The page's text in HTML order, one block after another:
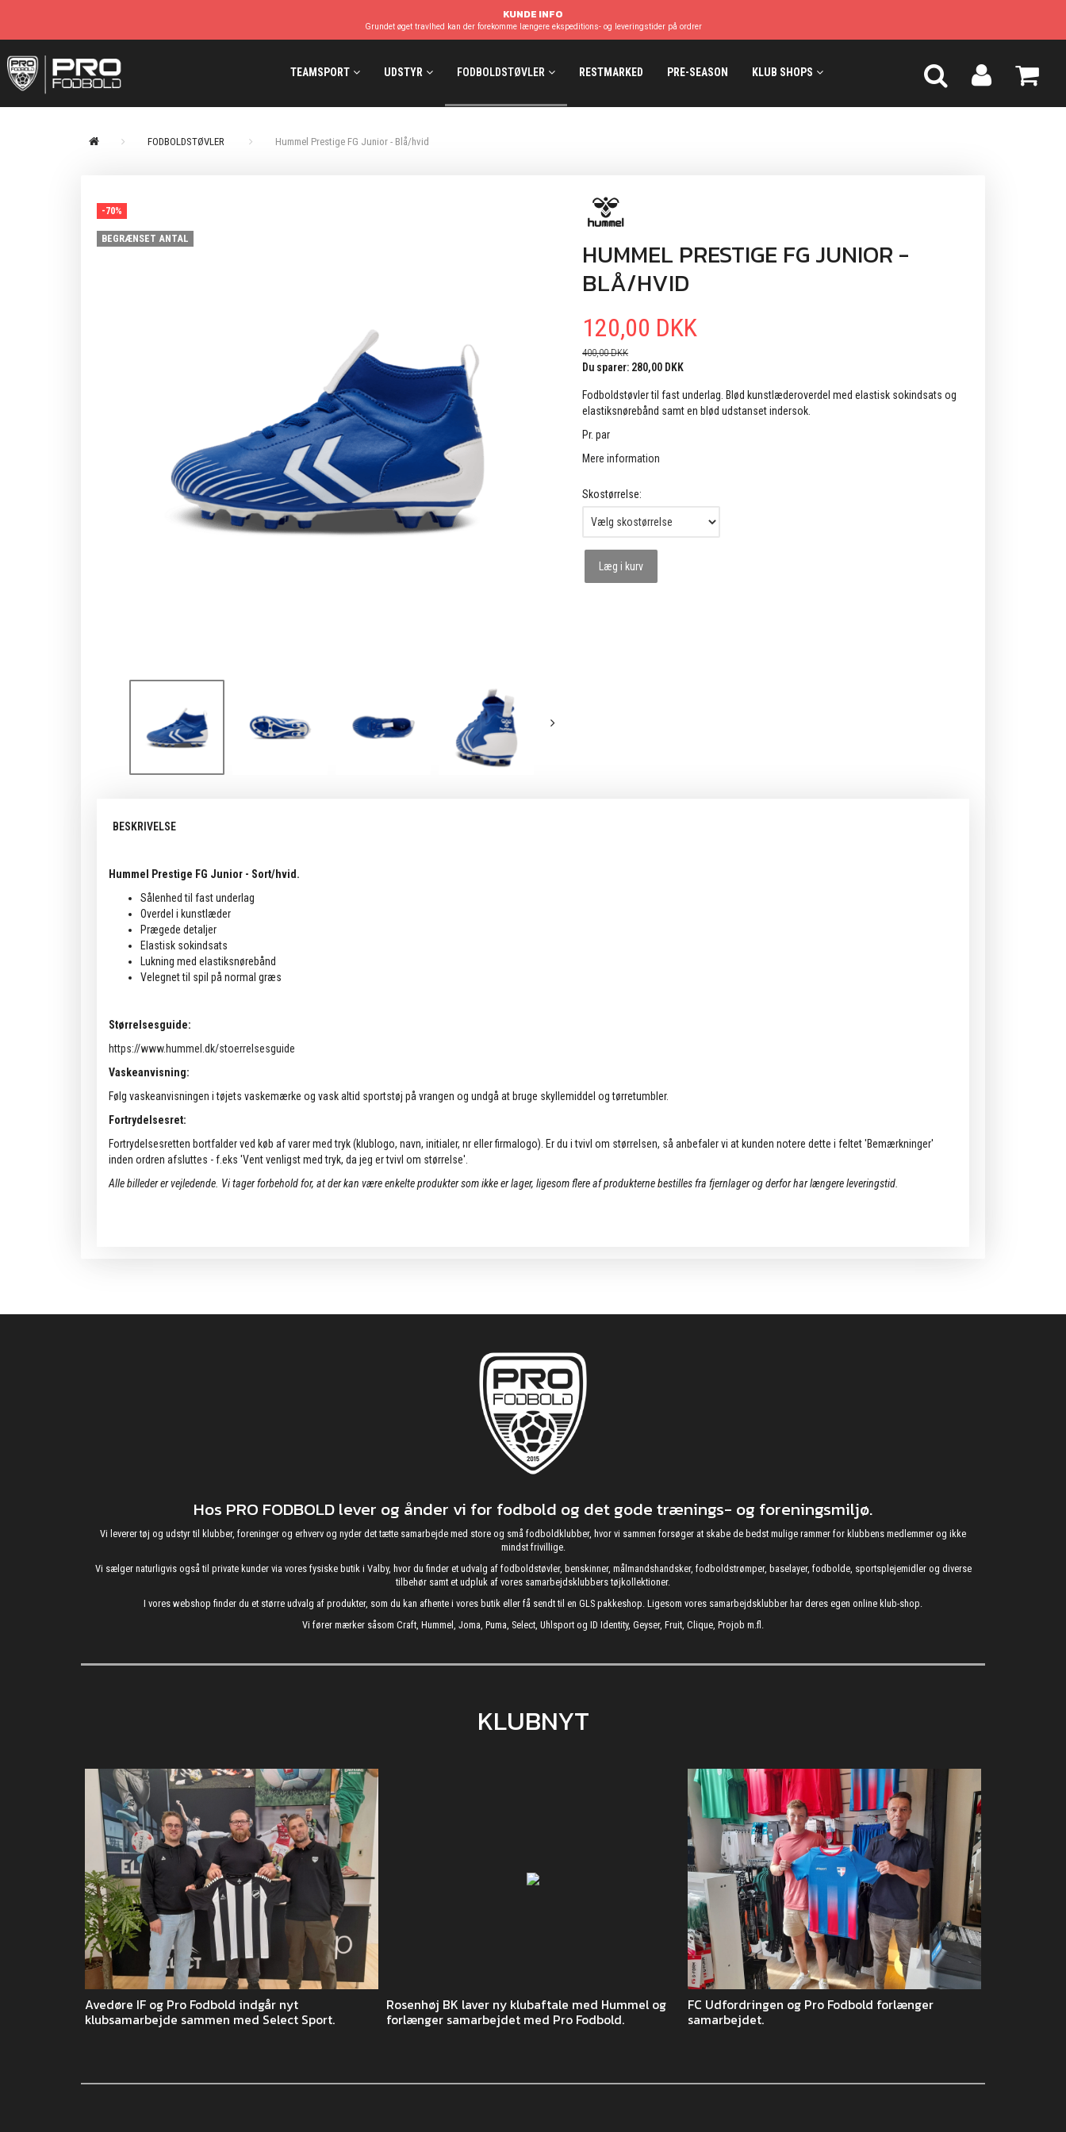
KUNDE INFO
Grundet øget travlhed kan der forekomme længere ekspeditions- og leveringstider på ordrer
TEAMSPORT UDSTYR FODBOLDSTØVLER RESTMARKED PRE-SEASON KLUB SHOPS
FODBOLDSTØVLER Hummel Prestige FG Junior - Blå/hvid
-70%
BEGRÆNSET ANTAL
HUMMEL PRESTIGE FG JUNIOR -
BLÅ/HVID
120,00 DKK
400,00 DKK
Du sparer: 280,00 DKK
Fodboldstøvler til fast underlag. Blød kunstlæderoverdel med elastisk sokindsats og
elastiksnørebånd samt en blød udstanset indersok.
Pr. par
Mere information
Skostørrelse:
Læg i kurv
BESKRIVELSE
Hummel Prestige FG Junior - Sort/hvid.
Sålenhed til fast underlag
Overdel i kunstlæder
Prægede detaljer
Elastisk sokindsats
Lukning med elastiksnørebånd
Velegnet til spil på normal græs
Størrelsesguide:
https://www.hummel.dk/stoerrelsesguide
Vaskeanvisning:
Følg vaskeanvisningen i tøjets vaskemærke og vask altid sportstøj på vrangen og undgå at bruge skyllemiddel og tørretumbler.
Fortrydelsesret:
Fortrydelsesretten bortfalder ved køb af varer med tryk (klublogo, navn, initialer, nr eller firmalogo). Er du i tvivl om størrelsen, så anbefaler vi at kunden notere dette i feltet 'Bemærkninger'
inden ordren afsluttes - f.eks 'Vent venligst med tryk, da jeg er tvivl om størrelse'.
Alle billeder er vejledende. Vi tager forbehold for, at der kan være enkelte produkter som ikke er lager, ligesom flere af produkterne bestilles fra fjernlager og derfor har længere leveringstid.
Hos PRO FODBOLD lever og ånder vi for fodbold og det gode trænings- og foreningsmiljø.
Vi leverer tøj og udstyr til klubber, foreninger og erhverv og nyder det tætte samarbejde med store og små fodboldklubber, hvor vi sammen forsøger at skabe de bedst mulige rammer for klubbens medlemmer og ikke
mindst frivillige.
Vi sælger naturligvis også til private kunder via vores fysiske butik i Valby, hvor du finder et udvalg af fodboldstøvler, benskinner, målmandshandsker, fodboldstrømper, baselayer, fodbolde, sportsplejemidler og diverse
tilbehør samt et udpluk af vores samarbejdsklubbers tøjkollektioner.
I vores webshop finder du et større udvalg af produkter, som du kan afhente i vores butik eller få sendt til en GLS pakkeshop. Ligesom vores samarbejdsklubber har deres egen online klub-shop.
Vi fører mærker såsom Craft, Hummel, Joma, Puma, Select, Uhlsport og ID Identity, Geyser, Fruit, Clique, Projob m.fl.
KLUBNYT
Avedøre IF og Pro Fodbold indgår nyt
klubsamarbejde sammen med Select Sport.
Rosenhøj BK laver ny klubaftale med Hummel og
forlænger samarbejdet med Pro Fodbold.
FC Udfordringen og Pro Fodbold forlænger
samarbejdet.